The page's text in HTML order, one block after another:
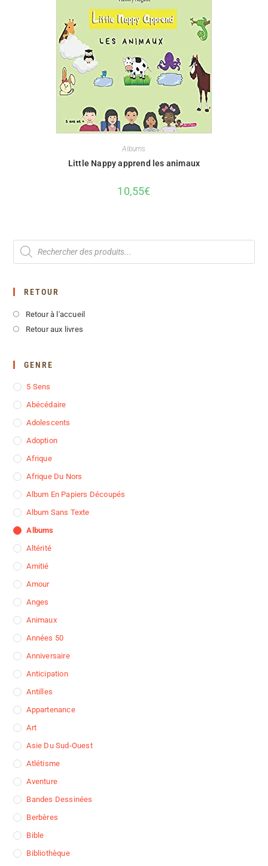
Albums
Little Nappy apprend les animaux
10,55€
RETOUR
Retour à l'accueil
Retour aux livres
GENRE
5 Sens
Abécédaire
Adolescents
Adoption
Afrique
Afrique Du Nors
Album En Papiers Découpés
Album Sans Texte
Albums
Altérité
Amitié
Amour
Anges
Animaux
Années 50
Anniversaire
Anticipation
Antilles
Appartenance
Art
Asie Du Sud-Ouest
Atlétisme
Aventure
Bandes Dessinées
Berbères
Bible
Bibliothèque